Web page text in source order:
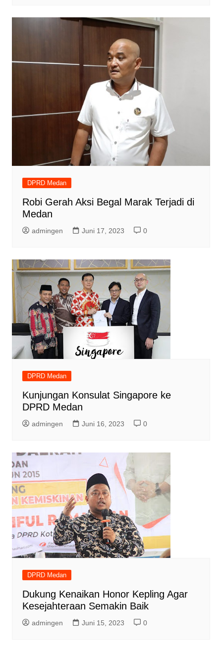
DPRD Medan
Robi Gerah Aksi Begal Marak Terjadi di
Medan
admingen Juni 17, 2023 0
DPRD Medan
Kunjungan Konsulat Singapore ke
DPRD Medan
admingen Juni 16, 2023 0
DPRD Medan
Dukung Kenaikan Honor Kepling Agar
Kesejahteraan Semakin Baik
admingen Juni 15, 2023 0